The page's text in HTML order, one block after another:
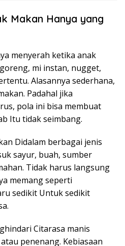
Makan Hanya yang
menyerah ketika anak
mi instan, nugget,
Alasannya sederhana,
Padahal jika
pola ini bisa membuat
Itu tidak seimbang.
Didalam berbagai jenis
sayur, buah, sumber
Tidak harus langsung
memang seperti
sedikit Untuk sedikit
Citarasa manis
penenang. Kebiasaan